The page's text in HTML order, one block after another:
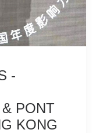
-
PONT
KONG